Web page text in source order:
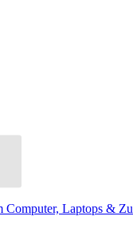
Computer, Laptops &